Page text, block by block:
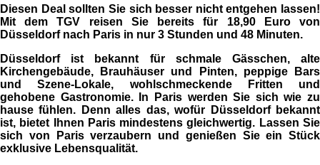
Diesen Deal sollten Sie sich besser nicht entgehen lassen!
Mit dem TGV reisen Sie bereits für 18,90 Euro von
Düsseldorf nach Paris in nur 3 Stunden und 48 Minuten.
Düsseldorf ist bekannt für schmale Gässchen, alte
Kirchengebäude, Brauhäuser und Pinten, peppige Bars
und Szene-Lokale, wohlschmeckende Fritten und
gehobene Gastronomie. In Paris werden Sie sich wie zu
hause fühlen. Denn alles das, wofür Düsseldorf bekannt
ist, bietet Ihnen Paris mindestens gleichwertig. Lassen Sie
sich von Paris verzaubern und genießen Sie ein Stück
exklusive Lebensqualität.